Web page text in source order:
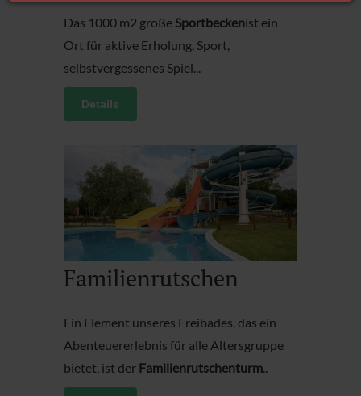
Das 1000 m2 große Sportbeckenist ein
Ort für aktive Erholung, Sport,
selbstvergessenes Spiel...
Details
Familienrutschen
Ein Element unseres Freibades, das ein
Abenteuererlebnis für alle Altersgruppe
bietet, ist der Familienrutschenturm..